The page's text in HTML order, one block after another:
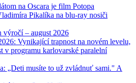
na Oscara je film Potopa
Pikalíka na blu-ray nosiči
– august 2026
Vynikající trapnost na novém levelu,
v programu karlovarské paralelní
„Deti musíte to už zvládnuť sami." A